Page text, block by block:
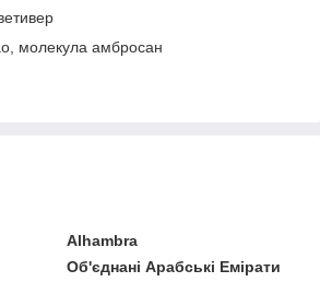
молекула амбросан
Alhambra
Об'єднані Арабські Емірати